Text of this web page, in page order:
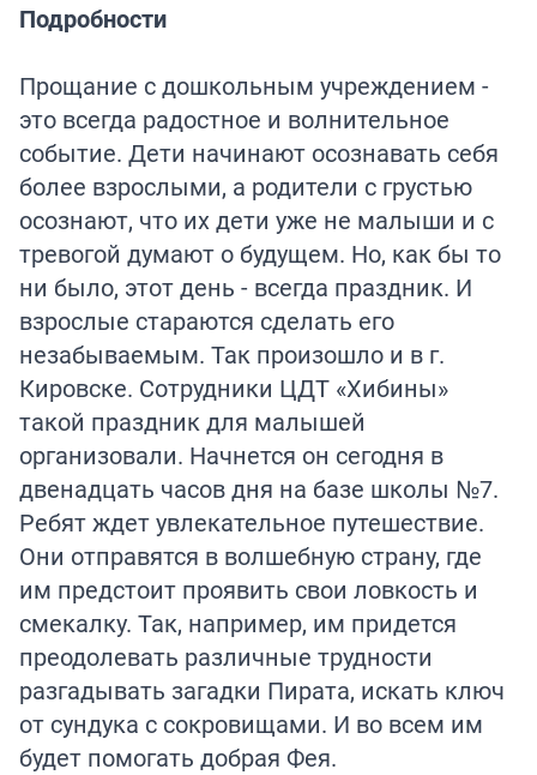
Подробности
Прощание с дошкольным учреждением -
это всегда радостное и волнительное
событие. Дети начинают осознавать себя
более взрослыми, а родители с грустью
осознают, что их дети уже не малыши и с
тревогой думают о будущем. Но, как бы то
ни было, этот день - всегда праздник. И
взрослые стараются сделать его
незабываемым. Так произошло и в г.
Кировске. Сотрудники ЦДТ «Хибины»
такой праздник для малышей
организовали. Начнется он сегодня в
двенадцать часов дня на базе школы №7.
Ребят ждет увлекательное путешествие.
Они отправятся в волшебную страну, где
им предстоит проявить свои ловкость и
смекалку. Так, например, им придется
преодолевать различные трудности
разгадывать загадки Пирата, искать ключ
от сундука с сокровищами. И во всем им
будет помогать добрая Фея.